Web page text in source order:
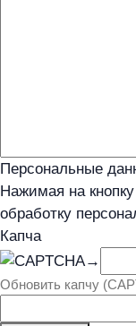
Персональные
Нажимая на
обработку
Капча
→
Обновить капчу